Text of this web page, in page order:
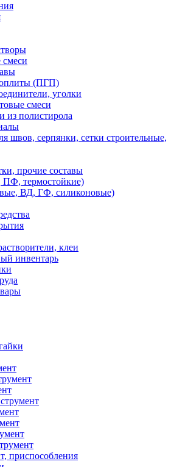
(ПГП)
уголки
смеси
из полистирола
швов, серпянки, сетки строительные,
прочие составы
термостойкие)
ВД, ГФ, силиконовые)
клеи
инвентарь
приспособления